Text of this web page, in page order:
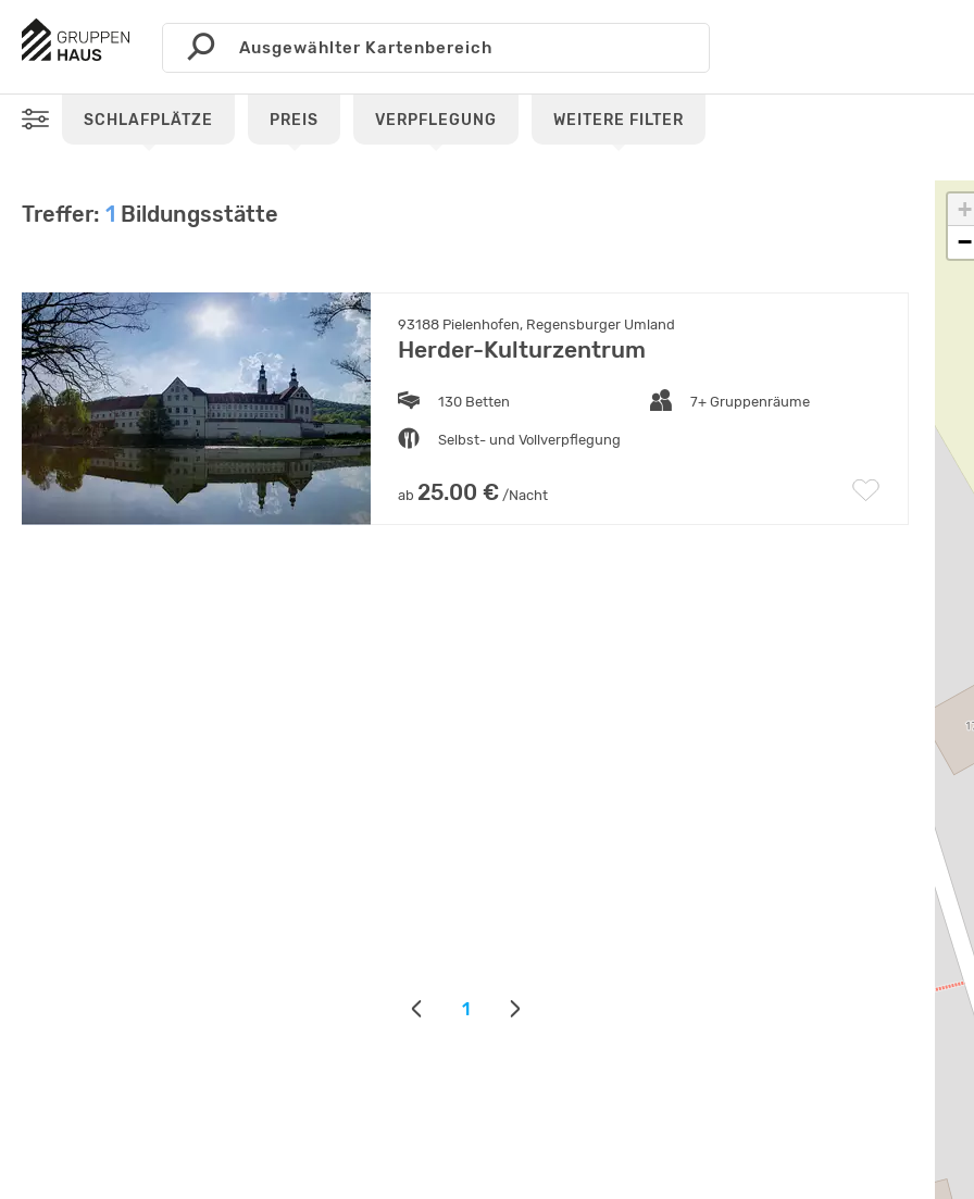
SCHLAFPLÄTZE PREIS VERPFLEGUNG WEITERE FILTER
Treffer: 1 Bildungsstätte
93188 Pielenhofen, Regensburger Umland
Herder-Kulturzentrum
130 Betten 7+ Gruppenräume
Selbst- und Vollverpflegung
ab 25.00 € /Nacht
1
+
−